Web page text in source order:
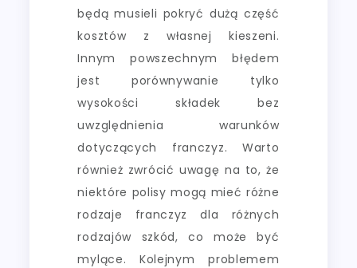
będą musieli pokryć dużą część
kosztów z własnej kieszeni.
Innym powszechnym błędem
jest porównywanie tylko
wysokości składek bez
uwzględnienia warunków
dotyczących franczyz. Warto
również zwrócić uwagę na to, że
niektóre polisy mogą mieć różne
rodzaje franczyz dla różnych
rodzajów szkód, co może być
mylące. Kolejnym problemem